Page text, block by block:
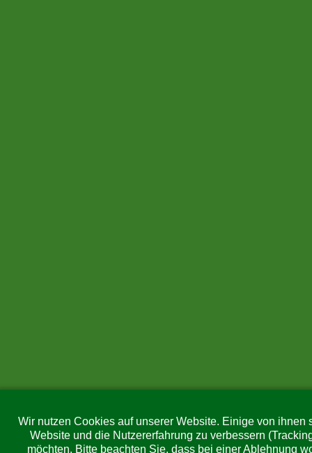
Wir nutzen Cookies auf unserer Website. Einige von
Website und die Nutzererfahrung zu verbessern
möchten. Bitte beachten Sie, dass bei einer Ablehnung